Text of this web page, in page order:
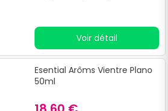
Voir détail
Esential Arôms Vientre Plano
50ml